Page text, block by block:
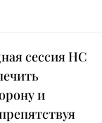
сессия НС
и